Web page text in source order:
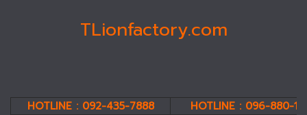
TLionfactory.com
HOTLINE : 092-435-7888
HOTLINE : 096-880-